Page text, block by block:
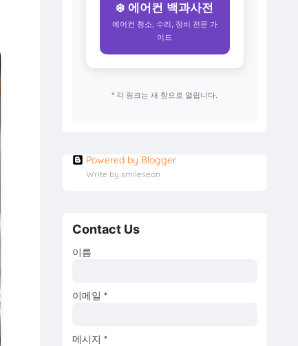
❄️ 에어컨 백과사전
에어컨 청소, 수리, 정비 전문 가
이드
* 각 링크는 새 창으로 열립니다.
Powered by Blogger
Write by smileseon
Contact Us
이름
이메일 *
메시지 *